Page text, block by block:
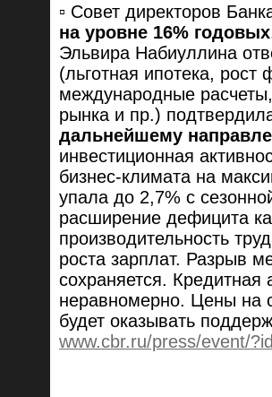
▫️ Совет директоров
на уровне 16% годовых
Эльвира Набиуллина
(льготная ипотека,
международные
рынка и пр.)
дальнейшему
инвестиционная
бизнес-климата на
упала до 2,7% с
расширение дефицита
производительность
роста зарплат. Разрыв
сохраняется. Кредитная
неравномерно. Цены на
будет оказывать
www.cbr.ru/press/event/